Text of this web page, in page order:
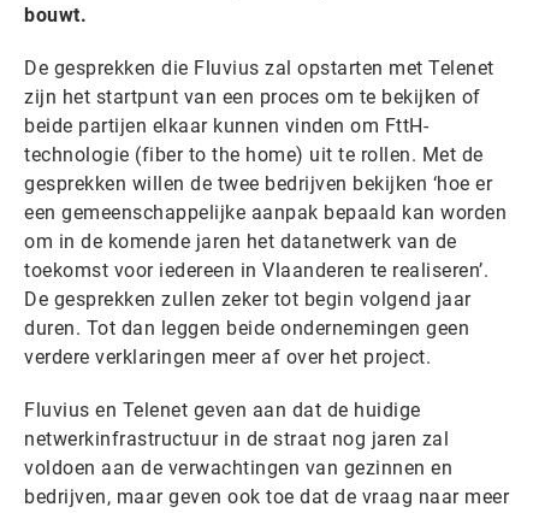
bouwt.
De gesprekken die Fluvius zal opstarten met Telenet
zijn het startpunt van een proces om te bekijken of
beide partijen elkaar kunnen vinden om FttH-
technologie (fiber to the home) uit te rollen. Met de
gesprekken willen de twee bedrijven bekijken ‘hoe er
een gemeenschappelijke aanpak bepaald kan worden
om in de komende jaren het datanetwerk van de
toekomst voor iedereen in Vlaanderen te realiseren’.
De gesprekken zullen zeker tot begin volgend jaar
duren. Tot dan leggen beide ondernemingen geen
verdere verklaringen meer af over het project.
Fluvius en Telenet geven aan dat de huidige
netwerkinfrastructuur in de straat nog jaren zal
voldoen aan de verwachtingen van gezinnen en
bedrijven, maar geven ook toe dat de vraag naar meer